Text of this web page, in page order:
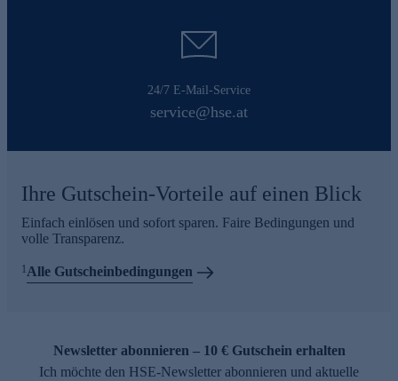
24/7 E-Mail-Service
service@hse.at
Ihre Gutschein-Vorteile auf einen Blick
Einfach einlösen und sofort sparen. Faire Bedingungen und
volle Transparenz.
1 Alle Gutscheinbedingungen
Newsletter abonnieren – 10 € Gutschein erhalten
Ich möchte den HSE-Newsletter abonnieren und aktuelle